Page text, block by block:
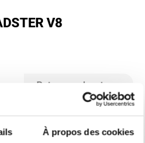
À propos des cookies
V8
Retour en haut
de remboursement avant